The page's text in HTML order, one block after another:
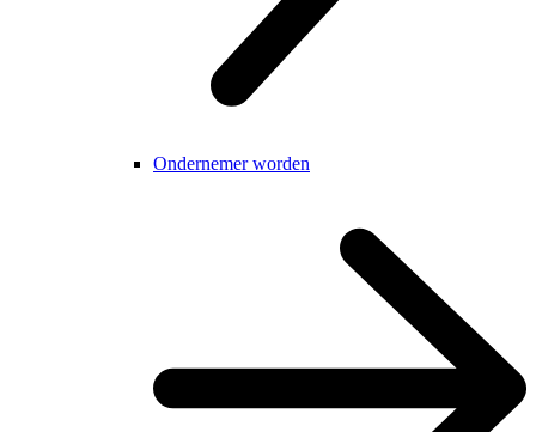
Ondernemer worden